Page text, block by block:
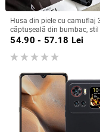
Husa din piele cu camuflaj
căptușeală din bumbac,
de iarnă, compatibilă cu
54.90 - 57.18 Lei